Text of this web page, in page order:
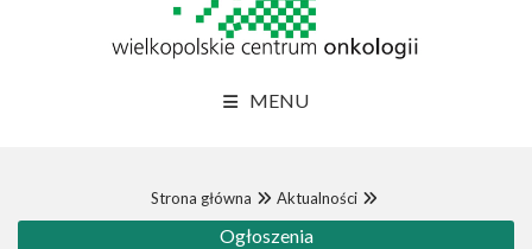
MENU
Strona główna Aktualności
Ogłoszenia